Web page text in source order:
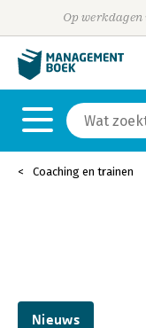
Op
Coaching en trainen
Nieuws